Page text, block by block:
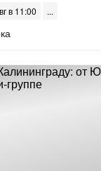
в 11:00